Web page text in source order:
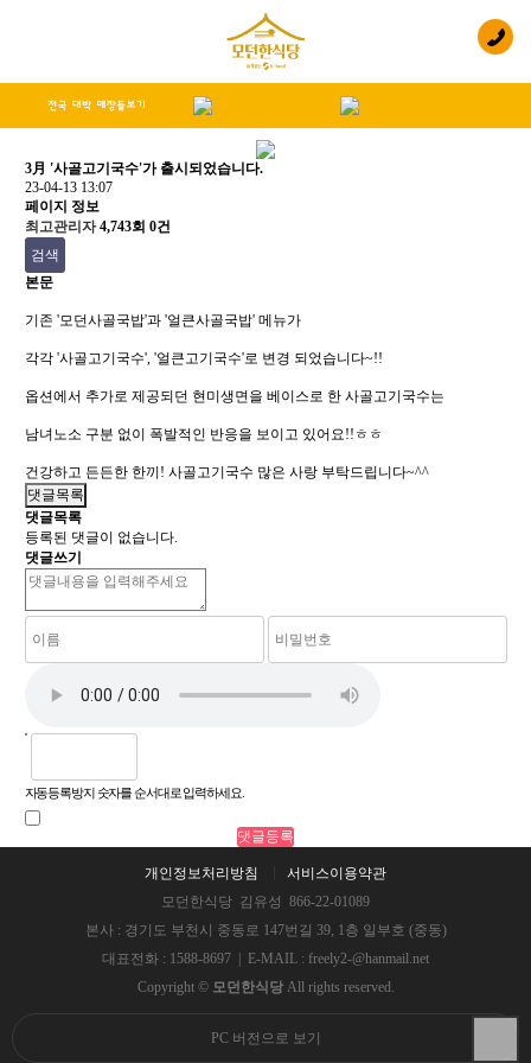
3月 '사골고기국수'가 출시되었습니다.
23-04-13 13:07
페이지 정보
최고관리자 4,743회 0건
검색
본문
기존 '모던사골국밥'과 '얼큰사골국밥' 메뉴가
각각 '사골고기국수', '얼큰고기국수'로 변경 되었습니다~!!
옵션에서 추가로 제공되던 현미생면을 베이스로 한 사골고기국수는
남녀노소 구분 없이 폭발적인 반응을 보이고 있어요!!ㅎㅎ
건강하고 든든한 한끼! 사골고기국수 많은 사랑 부탁드립니다~^^
댓글목록
댓글목록
등록된 댓글이 없습니다.
댓글쓰기
자동등록방지 숫자를 순서대로 입력하세요.
개인정보처리방침
서비스이용약관
모던한식당 김유성 866-22-01089
본사 : 경기도 부천시 중동로 147번길 39, 1층 일부호 (중동)
대표전화 : 1588-8697 | E-MAIL : freely2-@hanmail.net
Copyright © 모던한식당All rights reserved.
PC 버전으로 보기